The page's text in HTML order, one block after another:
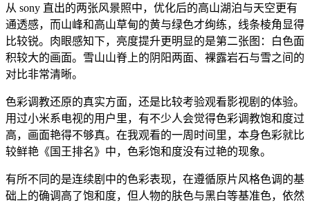
从 sony 直出的两张风景照中，优化后的高山湖泊与天空更有
通透感，而山峰和高山草甸的黄与绿色才绚练，线条棱角显得
比较锐。肉眼感知下，亮度提升更明显的是第二张图：白色面
积较大的画面。雪山山脊上的阴阳两面、裸露岩石与雪之间的
对比非常清晰。
色彩调教还原的真实方面，还是比较考验观看影视剧的体验。
用过小米系电视的用户里，有不少人会觉得色彩调教饱和度过
高，画面艳得不够真。在我观看的一周时间里，本身色彩就比
较鲜艳《国王排名》中，色彩饱和度没有过艳的现象。
有所不同的是连续剧中的色彩表现，在遵循原片风格色调的基
础上的确调高了饱和度，但人物的肤色与黑白等基准色，依然